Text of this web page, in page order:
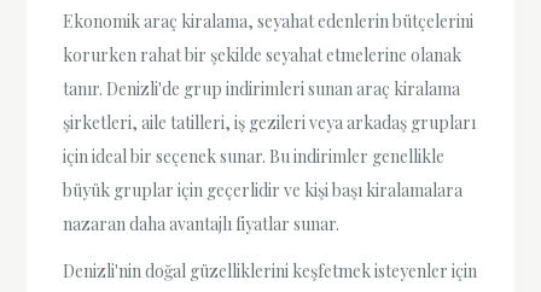
Ekonomik araç kiralama, seyahat edenlerin bütçelerini
korurken rahat bir şekilde seyahat etmelerine olanak
tanır. Denizli'de grup indirimleri sunan araç kiralama
şirketleri, aile tatilleri, iş gezileri veya arkadaş grupları
için ideal bir seçenek sunar. Bu indirimler genellikle
büyük gruplar için geçerlidir ve kişi başı kiralamalara
nazaran daha avantajlı fiyatlar sunar.
Denizli'nin doğal güzelliklerini keşfetmek isteyenler için